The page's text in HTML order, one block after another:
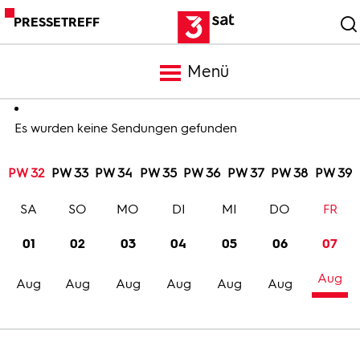
PRESSETREFF
Menü
Meldungen
Programm
Trailer
Bilder
Es wurden keine Sendungen gefunden
PW 32 PW 33 PW 34 PW 35 PW 36 PW 37 PW 38 PW 39
01
Aug
SA
02
Aug
SO
03
Aug
MO
04
Aug
DI
05
Aug
MI
06
Aug
DO
07
Aug
FR